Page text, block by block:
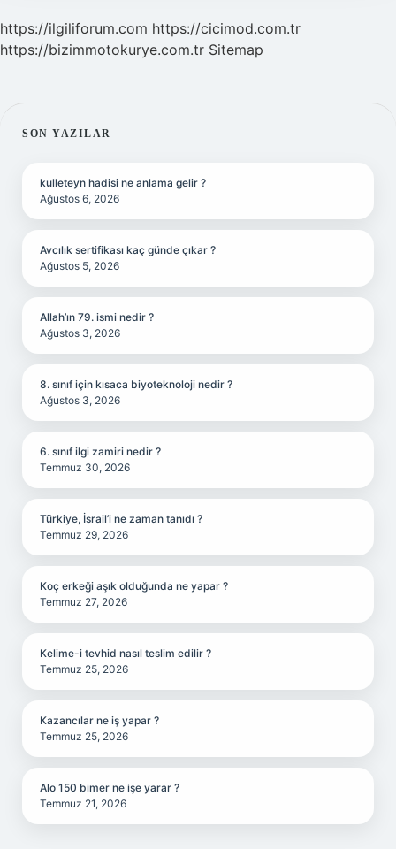
https://ilgiliforum.com https://cicimod.com.tr
https://bizimmotokurye.com.tr Sitemap
SIDEBAR
SON YAZILAR
kulleteyn hadisi ne anlama gelir ?
Ağustos 6, 2026
Avcılık sertifikası kaç günde çıkar ?
Ağustos 5, 2026
Allah’ın 79. ismi nedir ?
Ağustos 3, 2026
8. sınıf için kısaca biyoteknoloji nedir ?
Ağustos 3, 2026
6. sınıf ilgi zamiri nedir ?
Temmuz 30, 2026
Türkiye, İsrail’i ne zaman tanıdı ?
Temmuz 29, 2026
Koç erkeği aşık olduğunda ne yapar ?
Temmuz 27, 2026
Kelime-i tevhid nasıl teslim edilir ?
Temmuz 25, 2026
Kazancılar ne iş yapar ?
Temmuz 25, 2026
Alo 150 bimer ne işe yarar ?
Temmuz 21, 2026